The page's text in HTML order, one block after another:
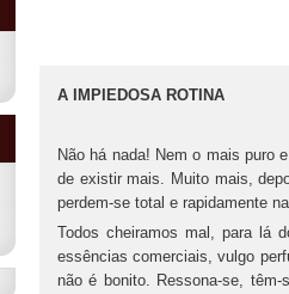
A IMPIEDOSA ROTINA
Não há nada! Nem o mais puro
de existir mais. Muito mais,
perdem-se total e rapidamente
Todos cheiramos mal, para lá
essências comerciais, vulgo
não é bonito. Ressona-se,